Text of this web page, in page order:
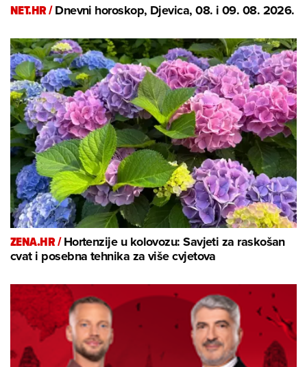
NET.HR /Dnevni horoskop, Djevica, 08. i 09. 08. 2026.
ZENA.HR /Hortenzije u kolovozu: Savjeti za raskošan
cvat i posebna tehnika za više cvjetova